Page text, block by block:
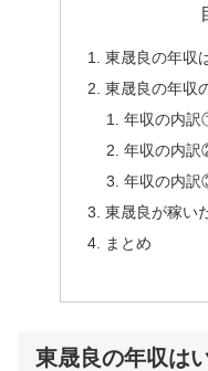
東晟良の年収
東晟良の年収
年収の内訳
年収の内訳
年収の内訳
東晟良が稼い
まとめ
東晟良の年収は